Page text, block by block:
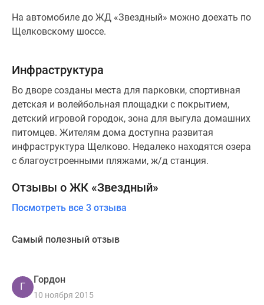
На автомобиле до ЖД «Звездный» можно доехать по
Щелковскому шоссе.
Инфраструктура
Во дворе созданы места для парковки, спортивная
детская и волейбольная площадки с покрытием,
детский игровой городок, зона для выгула домашних
питомцев. Жителям дома доступна развитая
инфраструктура Щелково. Недалеко находятся озера
с благоустроенными пляжами, ж/д станция.
Отзывы о ЖК «Звездный»
Посмотреть все 3 отзыва
Самый полезный отзыв
Г
Гордон
10 ноября 2015